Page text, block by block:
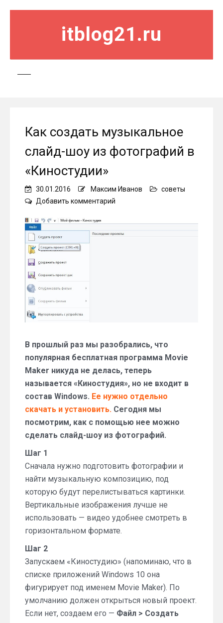
itblog21.ru
Как создать музыкальное
слайд-шоу из фотографий в
«Киностудии»
30.01.2016 Максим Иванов
советы
Добавить комментарий
В прошлый раз мы разобрались, что
популярная бесплатная программа Movie
Maker никуда не делась, теперь
называется «Киностудия», но не входит в
состав Windows. Ее нужно отдельно
скачать и установить. Сегодня мы
посмотрим, как с помощью нее можно
сделать слайд-шоу из фотографий.
Шаг 1
Сначала нужно подготовить фотографии и
найти музыкальную композицию, под
которую будут перелистываться картинки.
Вертикальные изображения лучше не
использовать — видео удобнее смотреть в
горизонтальном формате.
Шаг 2
Запускаем «Киностудию» (напоминаю, что в
списке приложений Windows 10 она
фигурирует под именем Movie Maker). По
умолчанию должен открыться новый проект.
Если нет, создаем его — Файл > Создать